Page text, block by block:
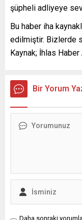
şüpheli adliyeye
Bu haber iha
edilmiştir. Bizlerde
Kaynak; İhlas Haber
Bir Yorum
Daha sonraki